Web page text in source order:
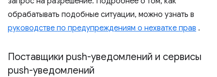
обрабатывать подобные ситуации, можно узнать в
руководстве по предупреждениям о нехватке прав .
Поставщики push-уведомлений и сервисы
push-уведомлений